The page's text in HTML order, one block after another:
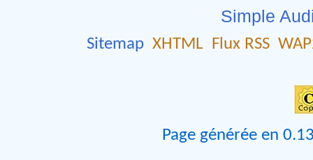
Simple
Sitemap XHTML Flux RSS
Page générée en